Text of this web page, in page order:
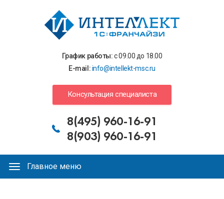
График работы:с 09.00 до 18.00
E-mail:info@intellekt-msc.ru
Консультация специалиста
8(495) 960-16-91
8(903) 960-16-91
Главное
меню
Главное меню